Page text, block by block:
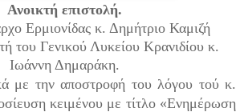
Ανοικτή επιστολή.
Ερμιονίδας κ. Δημήτριο Καμιζή
του Γενικού Λυκείου Κρανιδίου κ.
Ιωάννη Δημαράκη.
αποστροφή του λόγου τού κ.
κειμένου με τίτλο «Ενημέρωση